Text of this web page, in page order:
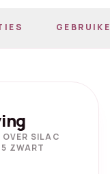
SILAC
ZWART